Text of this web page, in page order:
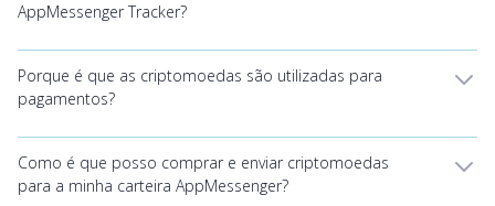
AppMessenger Tracker?
Porque é que as criptomoedas são utilizadas para
pagamentos?
Como é que posso comprar e enviar criptomoedas
para a minha carteira AppMessenger?